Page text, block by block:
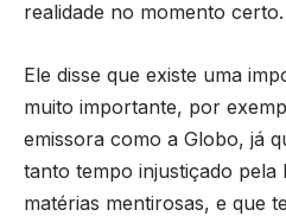
realidade no momento certo.
Ele disse que existe uma
muito importante, por
emissora como a Globo, já
tanto tempo injustiçado pela
matérias mentirosas, e que